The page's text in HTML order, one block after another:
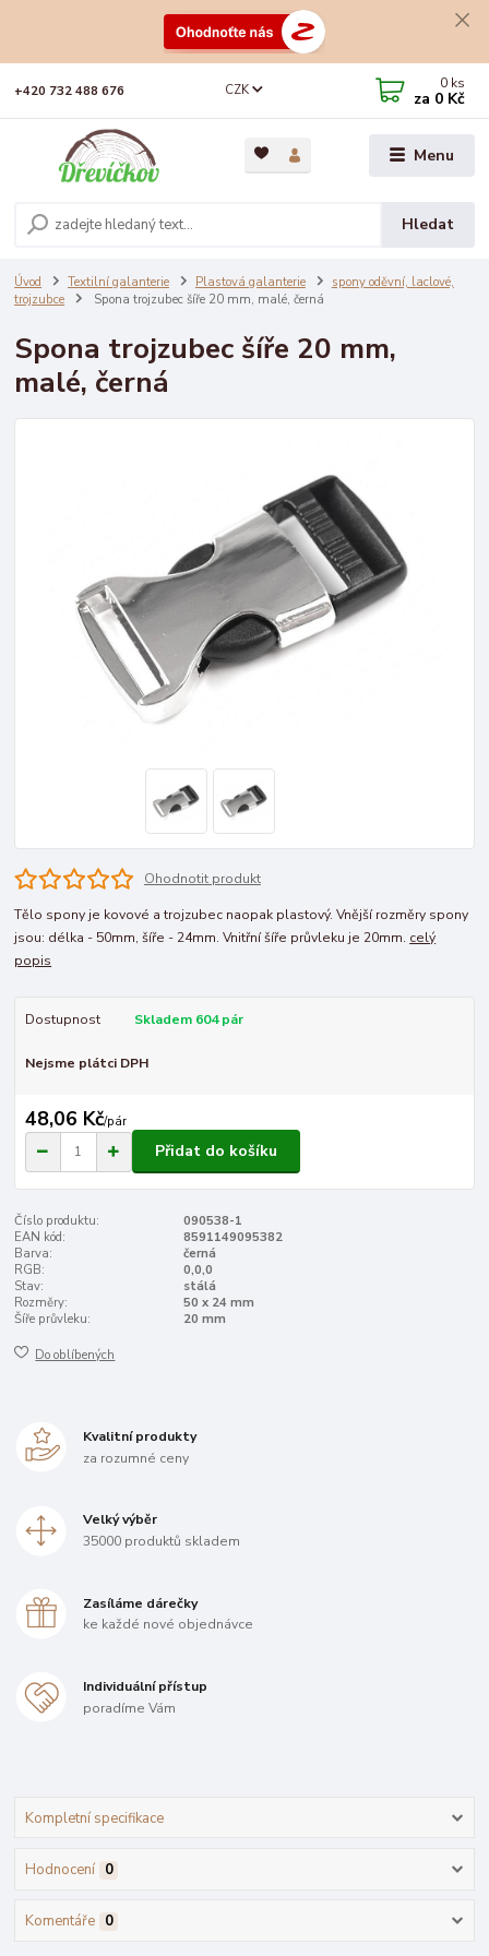
Menu
CZK
Hledat
+420 732 488 676 0 ks
za 0 Kč
Úvod Textilní galanterie Plastová galanterie
spony oděvní, laclové,
trojzubce
Spona trojzubec šíře 20 mm, malé, černá
Spona trojzubec šíře 20 mm,
malé, černá
Ohodnotit produkt
Tělo spony je kovové a trojzubec naopak plastový. Vnější rozměry spony
jsou: délka - 50mm, šíře - 24mm. Vnitřní šíře průvleku je 20mm. celý
popis
Dostupnost Skladem 604 pár
Nejsme plátci DPH
48,06 Kč/pár
Přidat do košíku
Číslo produktu:
090538-1
EAN kód:
8591149095382
Barva:
černá
RGB:
0,0,0
Stav:
stálá
Rozměry:
50 x 24 mm
Šíře průvleku:
20 mm
Do oblíbených
Kvalitní produkty
za rozumné ceny
Velký výběr
35000 produktů skladem
Zasíláme dárečky
ke každé nové objednávce
Individuální přístup
poradíme Vám
Kompletní specifikace
Hodnocení 0
Komentáře 0